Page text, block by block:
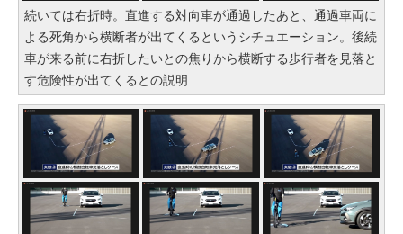
続いては右折時。直進する対向車が通過したあと、通過車両に
よる死角から横断者が出てくるというシチュエーション。後続
車が来る前に右折したいとの焦りから横断する歩行者を見落と
す危険性が出てくるとの説明